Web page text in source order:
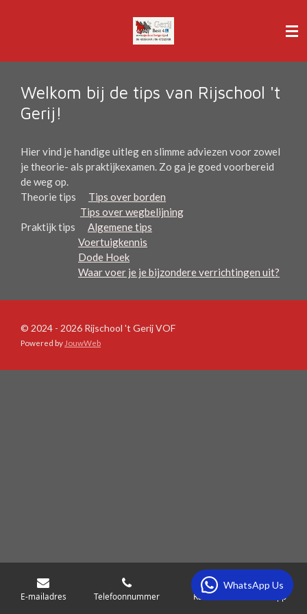
Welkom bij de tips van Rijschool 't
Gerij!
Hier vind je handige uitleg en slimme adviezen voor zowel
je theorie- als praktijkexamen. Zo ga je goed voorbereid
de weg op.
Theorie tips Tips over borden
Tips over wegbelijning
Praktijk tips Algemene tips
Voertuigkennis
Dode Hoek
Waar voer je je bijzondere verrichtingen uit?
© 2024 - 2026 Rijschool 't Gerij VOF
Powered by JouwWeb
E-mailadres Telefoonnummer Kaart WhatsApp
WhatsApp Us